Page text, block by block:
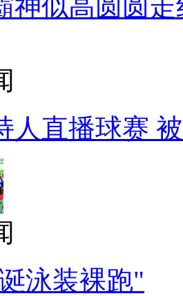
神似高圆圆走
人直播球赛
泳装裸跑"